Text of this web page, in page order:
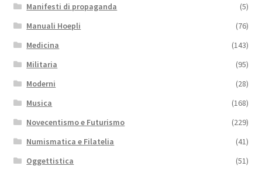
Manifesti di propaganda
(5)
Manuali Hoepli
(76)
Medicina
(143)
Militaria
(95)
Moderni
(28)
Musica
(168)
Novecentismo e Futurismo
(229)
Numismatica e Filatelia
(41)
Oggettistica
(51)